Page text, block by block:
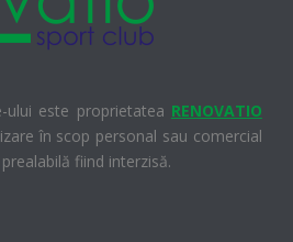
este proprietatea RENOVATIO
în scop personal sau comercial
fiind interzisă.